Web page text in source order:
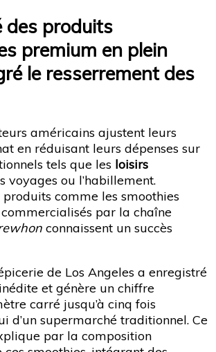
des produits
premium en plein
le resserrement des
américains ajustent leurs
en réduisant leurs dépenses sur
tels que les loisirs
voyages ou l’habillement.
produits comme les smoothies
par la chaîne
connaissent un succès
de Los Angeles a enregistré
et génère un chiffre
carré jusqu’à cinq fois
d’un supermarché traditionnel. Ce
par la composition